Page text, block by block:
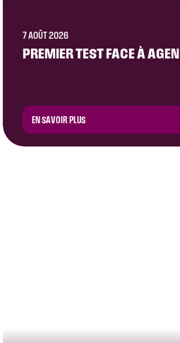
7 AOÛT 2026
PREMIER TEST FACE À AGEN
EN SAVOIR PLUS